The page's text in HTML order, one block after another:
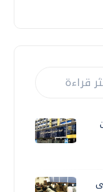
قراءة